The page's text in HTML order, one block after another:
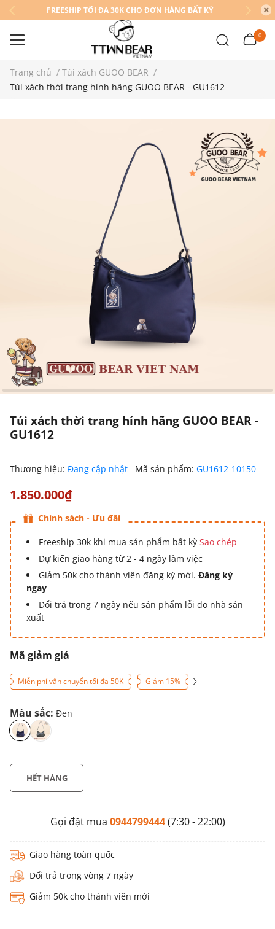
FREESHIP TỐI ĐA 30K CHO ĐƠN HÀNG BẤT KỲ
0
Trang chủ / Túi xách GUOO BEAR /
Túi xách thời trang hính hãng GUOO BEAR - GU1612
Túi xách thời trang hính hãng GUOO BEAR -
GU1612
Thương hiệu: Đang cập nhật Mã sản phẩm: GU1612-10150
1.850.000₫
Chính sách - Ưu đãi
Freeship 30k khi mua sản phẩm bất kỳ Sao chép
Dự kiến giao hàng từ 2 - 4 ngày làm việc
Giảm 50k cho thành viên đăng ký mới. Đăng ký
ngay
Đổi trả trong 7 ngày nếu sản phẩm lỗi do nhà sản
xuất
Mã giảm giá
Miễn phí vận chuyển tối đa 50K Giảm 15%
Màu sắc: Đen
HẾT HÀNG
Gọi đặt mua 0944799444(7:30 - 22:00)
Giao hàng toàn quốc
Đổi trả trong vòng 7 ngày
Giảm 50k cho thành viên mới